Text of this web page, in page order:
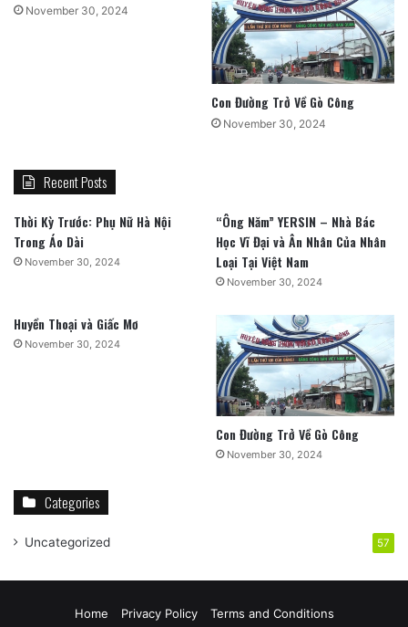
November 30, 2024
Con Đường Trở Về Gò Công
November 30, 2024
Recent Posts
Thời Kỳ Trước: Phụ Nữ Hà Nội
Trong Áo Dài
November 30, 2024
“Ông Năm” YERSIN – Nhà Bác
Học Vĩ Đại và Ân Nhân Của Nhân
Loại Tại Việt Nam
November 30, 2024
Huyền Thoại và Giấc Mơ
November 30, 2024
Con Đường Trở Về Gò Công
November 30, 2024
Categories
Uncategorized 57
Home Privacy Policy Terms and Conditions